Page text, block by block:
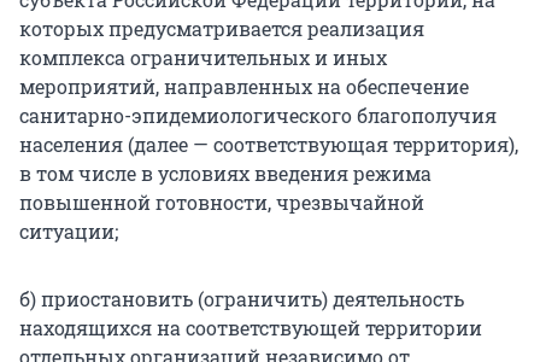
которых предусматривается реализация
комплекса ограничительных и иных
мероприятий, направленных на обеспечение
санитарно-эпидемиологического благополучия
населения (далее — соответствующая территория),
в том числе в условиях введения режима
повышенной готовности, чрезвычайной
ситуации;
б) приостановить (ограничить) деятельность
находящихся на соответствующей территории
отдельных организаций независимо от